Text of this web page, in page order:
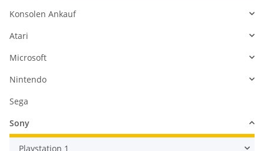
Konsolen Ankauf
Atari
Microsoft
Nintendo
Sega
Sony
Playstation 1